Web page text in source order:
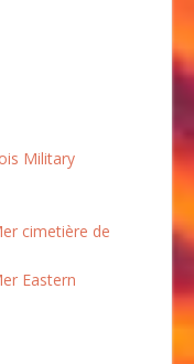
Military
cimetière de
Eastern